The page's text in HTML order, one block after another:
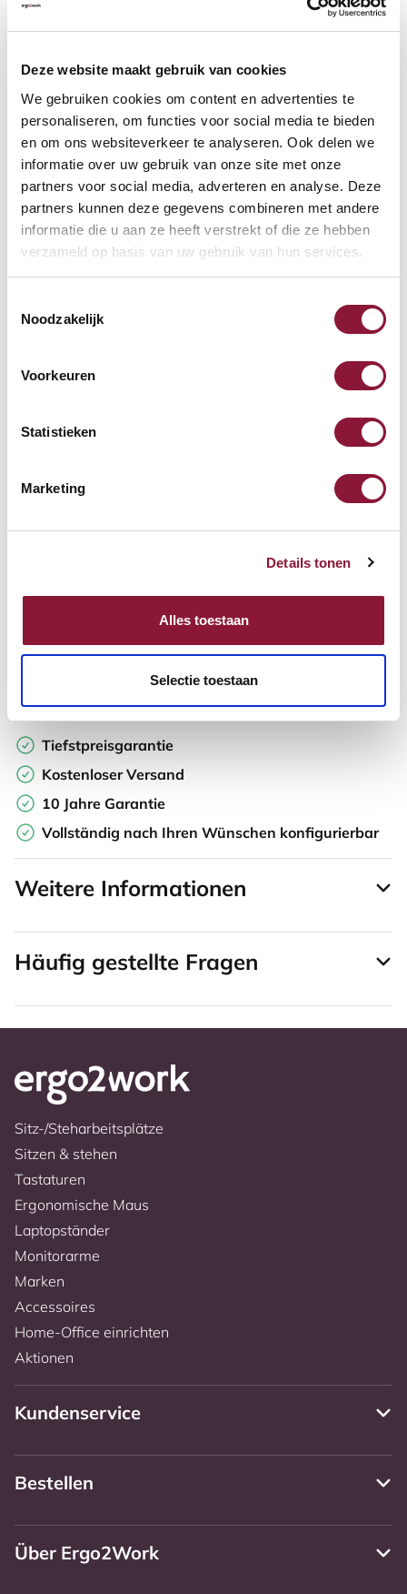
Deze website maakt gebruik van cookies
We gebruiken cookies om content en advertenties te
personaliseren, om functies voor social media te bieden
en om ons websiteverkeer te analyseren. Ook delen we
informatie over uw gebruik van onze site met onze
partners voor social media, adverteren en analyse. Deze
partners kunnen deze gegevens combineren met andere
informatie die u aan ze heeft verstrekt of die ze hebben
verzameld op basis van uw gebruik van hun services.
Noodzakelijk
Voorkeuren
Statistieken
Marketing
Details tonen
Alles toestaan
Selectie toestaan
FUSSRING ?
FUSSRING AUS POLIERTEM ALUMINIUM ?
Verfügbar
Auf der Suche nach Stückzahlen? Machen Sie Ihren Arbeitsplatz
komplett und fordern Sie direkt ein individuelles Angebot an.
Zur Vergleichsliste hinzufügen
Tiefstpreisgarantie
Kostenloser Versand
10 Jahre Garantie
Vollständig nach Ihren Wünschen konfigurierbar
Weitere Informationen
Häufig gestellte Fragen
Sitz-/Steharbeitsplätze
Sitzen & stehen
Tastaturen
Ergonomische Maus
Laptopständer
Monitorarme
Marken
Accessoires
Home-Office einrichten
Aktionen
Kundenservice
Bestellen
Über Ergo2Work